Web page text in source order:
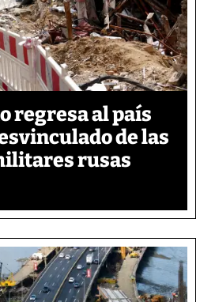
regresa al país
de las
rusas